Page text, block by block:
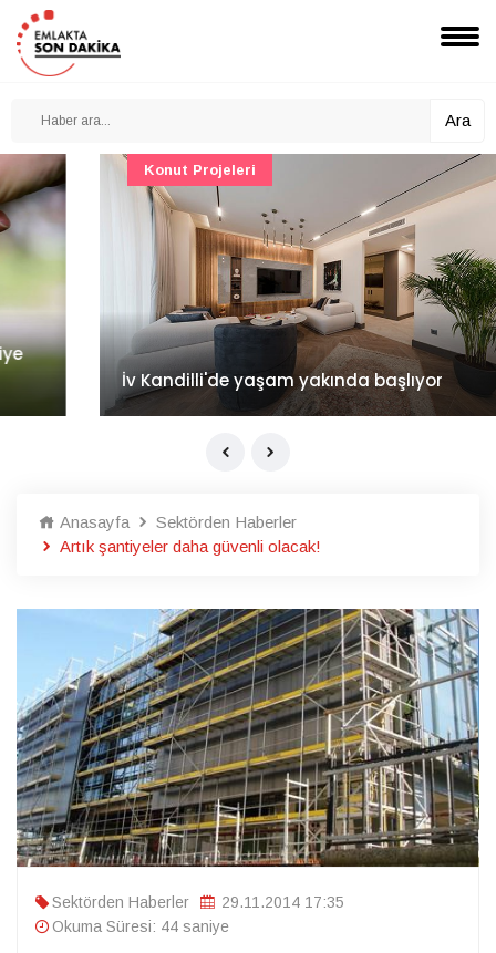
Ara
İv Kandilli'de yaşam yakında başlıyor
Konut Projeleri
Anasayfa
Sektörden Haberler
Artık şantiyeler daha güvenli olacak!
Sektörden Haberler
29.11.2014 17:35
Okuma Süresi: 44 saniye